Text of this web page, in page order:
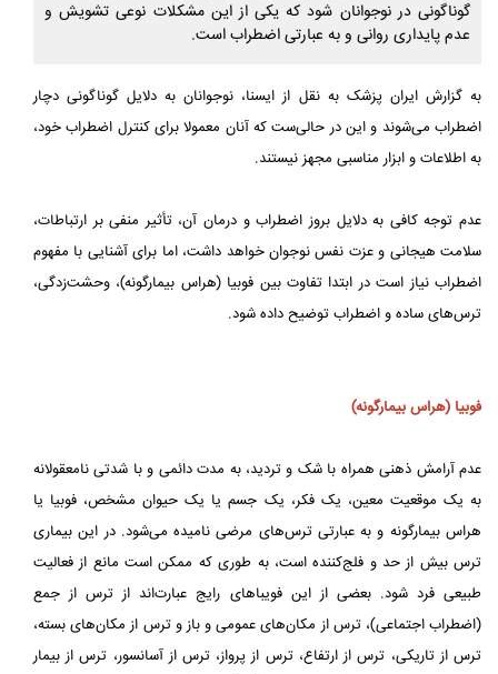
گوناگونی در نوجوانان شود که یکی از این مشکلات نوعی تشویش و
عدم پایداری روانی و به عبارتی اضطراب است.
به گزارش ایران پزشک به نقل از ایسنا، نوجوانان به دلایل گوناگونی دچار
اضطراب می‌شوند و این در حالی‌ست که آنان معمولا برای کنترل اضطراب خود،
به اطلاعات و ابزار مناسبی مجهز نیستند.
عدم توجه کافی به دلایل بروز اضطراب و درمان آن، تأثیر منفی بر ارتباطات،
سلامت هیجانی و عزت نفس نوجوان خواهد داشت، اما برای آشنایی با مفهوم
اضطراب نیاز است در ابتدا تفاوت بین فوبیا (هراس بیمارگونه)، وحشت‌زدگی،
ترس‌های ساده و اضطراب توضیح داده شود.
فوبیا (هراس بیمارگونه)
عدم آرامش ذهنی همراه با شک و تردید، به مدت دائمی و با شدتی نامعقولانه
به یک موقعیت معین، یک فکر، یک جسم یا یک حیوان مشخص، فوبیا یا
هراس‌ بیمارگونه و به عبارتی ترس‌های مرضی نامیده می‌شود. در این بیماری
ترس بیش از حد و فلج‌کننده است، به طوری که ممکن است مانع از فعالیت
طبیعی فرد شود. بعضی از این فویباهای رایج عبارت‌اند از ترس از جمع
(اضطراب اجتماعی)، ترس از مکان‌های عمومی و باز و ترس از مکان‌های بسته،
ترس از تاریکی، ترس از ارتفاع، ترس از پرواز، ترس از آسانسور، ترس از بیمار